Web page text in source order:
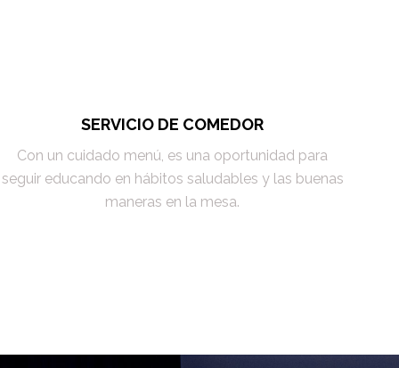
SERVICIO DE COMEDOR
Con un cuidado menú, es una oportunidad para
seguir educando en hábitos saludables y las buenas
maneras en la mesa.